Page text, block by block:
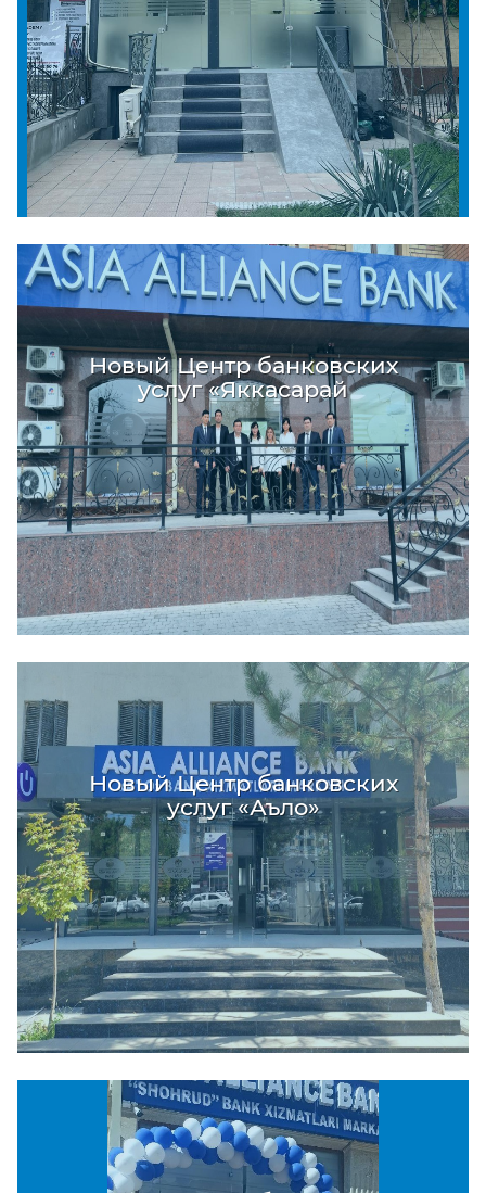
Новый Центр банковских
услуг «Яккасарай
Новый Центр банковских
услуг «Аъло»